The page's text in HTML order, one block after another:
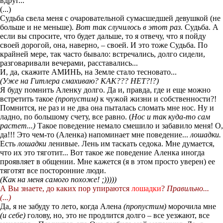
(...)
Судьба свела меня с очаровательной сумасшедшей девушкой (не
больше и не меньше). Вот так случилось в этот раз. Судьба. А
если вы спросите, что будет дальше, то я отвечу, что я пойду
своей дорогой, она, наверно, – своей. И это тоже Судьба. По
крайней мере, так часто бывало: встречались, долго сидели,
разговаривали вечерами, расставались...
И, да, скажите АМИНЬ, на Земле стало тесновато...
(Уже на Гитлера смахиваю? КАК??? НЕТ?!?)
Я буду помнить Аленку долго. Да и, правда, где и еще можно
встретить такое (пропустим) к чужой жизни и собственности?!
Помнится, не раз и не два она пыталась сломать мне нос. Ну и
ладно, по большому счету, все равно. (Нос и так куда-то сам
растет...) Такое поведение немало смешило и забавило меня! О,
да!!! Это чем-то (Аленка) напоминает мне поведение... лошадки.
Есть лошадки ленивые. Лень им таскать седока. Мне думается,
что их это тяготит... Вот такое же поведение Аленка иногда
проявляет в общении. Мне кажется (я в этом просто уверен) ее
тяготят все посторонние люди.
(Как на меня самого похоже! ;)))))
А Вы знаете, до каких пор упираются лошадки? Правильно...
(...)
Да, я не забуду то лето, когда Алена (пропустим) морочила мне
(и себе) голову, но, это не продлится долго – все уезжают, все